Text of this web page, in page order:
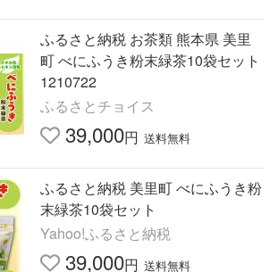
ふるさと納税 お茶類 熊本県 美里
町 べにふうき粉末緑茶10袋セット
1210722
ふるさとチョイス
39,000円 送料無料
ふるさと納税 美里町 べにふうき粉
末緑茶10袋セット
Yahoo!ふるさと納税
39,000円 送料無料